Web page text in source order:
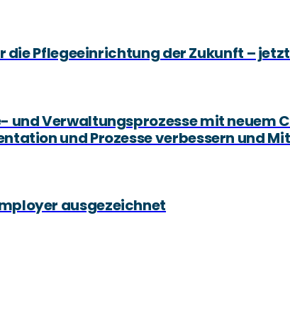
die Pflegeeinrichtung der Zukunft –
Verwaltungsprozesse mit neuem
und Prozesse verbessern und
ausgezeichnet